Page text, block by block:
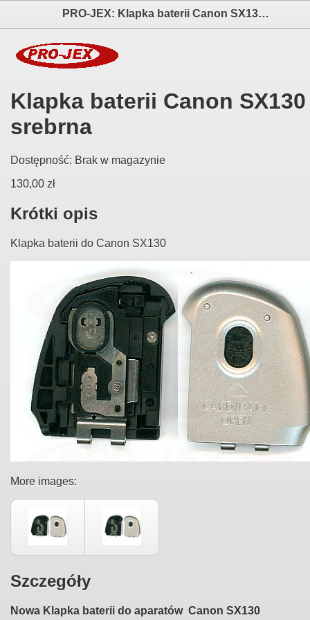
PRO-JEX: Klapka baterii Canon SX130 srebrna elektronika i akcesoria aparatów fotograficznych
Klapka baterii Canon SX130
srebrna
Dostępność: Brak w magazynie
130,00 zł
Krótki opis
Klapka baterii do Canon SX130
More images:
Szczegóły
Nowa Klapka baterii do aparatów Canon SX130